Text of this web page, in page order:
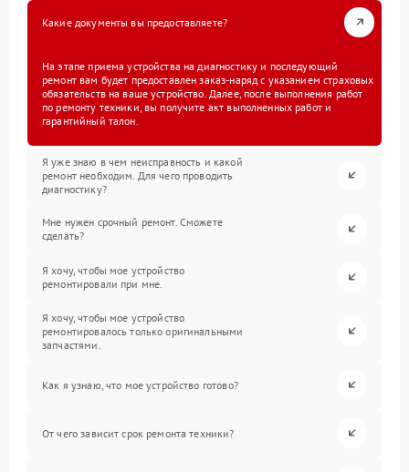
Какие документы вы предоставляете?
На этапе приема устройства на диагностику и последующий
ремонт вам будет предоставлен заказ-наряд с указанием страховых
обязательств на ваше устройство. Далее, после выполнения работ
по ремонту техники, вы получите акт выполненных работ и
гарантийный талон.
Я уже знаю в чем неисправность и какой
ремонт необходим. Для чего проводить
диагностику?
Мне нужен срочный ремонт. Сможете
сделать?
Я хочу, чтобы мое устройство
ремонтировали при мне.
Я хочу, чтобы мое устройство
ремонтировалось только оригинальными
запчастями.
Как я узнаю, что мое устройство готово?
От чего зависит срок ремонта техники?